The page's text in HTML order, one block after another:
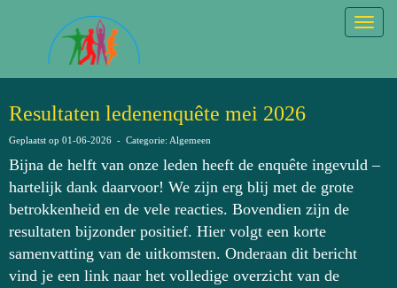
Resultaten ledenenquête mei 2026
Geplaatst op 01-06-2026 - Categorie: Algemeen
Bijna de helft van onze leden heeft de enquête ingevuld –
hartelijk dank daarvoor! We zijn erg blij met de grote
betrokkenheid en de vele reacties. Bovendien zijn de
resultaten bijzonder positief. Hier volgt een korte
samenvatting van de uitkomsten. Onderaan dit bericht
vind je een link naar het volledige overzicht van de